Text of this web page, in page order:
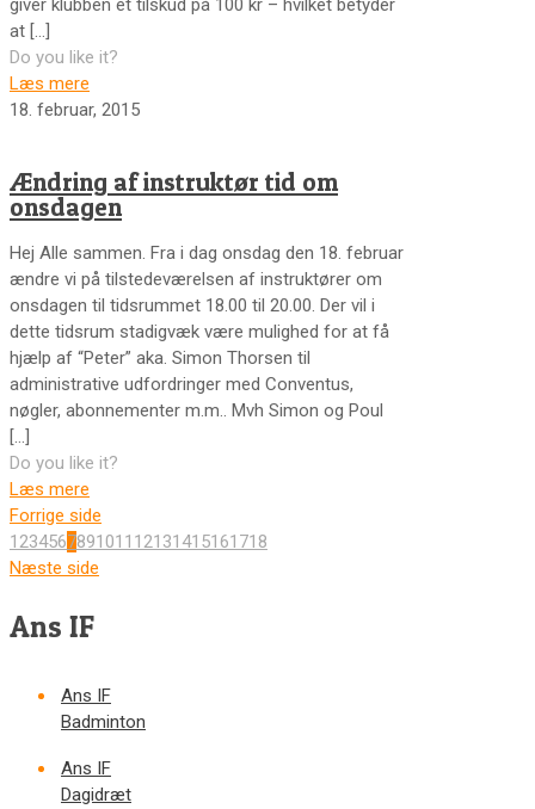
at […]
Do you like it?
Læs mere
18. februar, 2015
Ændring af instruktør tid om
onsdagen
Hej Alle sammen. Fra i dag onsdag den 18. februar
ændre vi på tilstedeværelsen af instruktører om
onsdagen til tidsrummet 18.00 til 20.00. Der vil i
dette tidsrum stadigvæk være mulighed for at få
hjælp af “Peter” aka. Simon Thorsen til
administrative udfordringer med Conventus,
nøgler, abonnementer m.m.. Mvh Simon og Poul
[…]
Do you like it?
Læs mere
Forrige side
1 234567891011 12131415161718
Næste side
Ans IF
Ans IF
Badminton
Ans IF
Dagidræt